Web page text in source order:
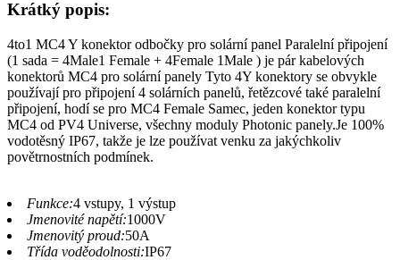
Krátký popis:
4to1 MC4 Y konektor odbočky pro solární panel Paralelní připojení
(1 sada = 4Male1 Female + 4Female 1Male ) je pár kabelových
konektorů MC4 pro solární panely Tyto 4Y konektory se obvykle
používají pro připojení 4 solárních panelů, řetězcové také paralelní
připojení, hodí se pro MC4 Female Samec, jeden konektor typu
MC4 od PV4 Universe, všechny moduly Photonic panely.Je 100%
vodotěsný IP67, takže je lze používat venku za jakýchkoliv
povětrnostních podmínek.
Funkce:4 vstupy, 1 výstup
Jmenovité napětí:1000V
Jmenovitý proud:50A
Třída voděodolnosti:IP67